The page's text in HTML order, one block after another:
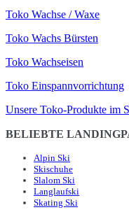
Toko Wachse / Waxe
Toko Wachs Bürsten
Toko Wachseisen
Toko Einspannvorrichtung
Unsere Toko-Produkte im
BELIEBTE
Alpin Ski
Skischuhe
Slalom Ski
Langlaufski
Skating Ski